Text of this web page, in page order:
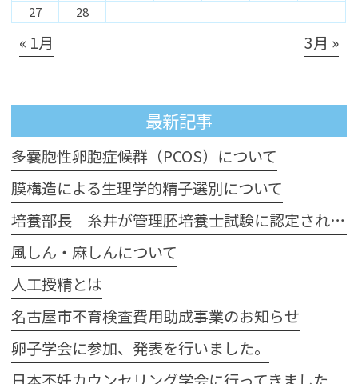
27
28
« 1月 3月 »
最新記事
多嚢胞性卵胞症候群（PCOS）について
膜構造による生理学的精子選別について
培養部長 糸井が管理胚培養士試験に認定されました
風しん・麻しんについて
人工授精とは
名古屋市不育検査費用助成事業のお知らせ
卵子学会に参加、発表を行いました。